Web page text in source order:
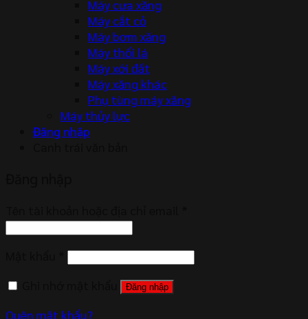
Máy cưa xăng
Máy cắt cỏ
Máy bơm xăng
Máy thổi lá
Máy xới đất
Máy xăng khác
Phụ tùng máy xăng
Máy thủy lực
Đăng nhập
Đăng nhập
Quên mật khẩu?